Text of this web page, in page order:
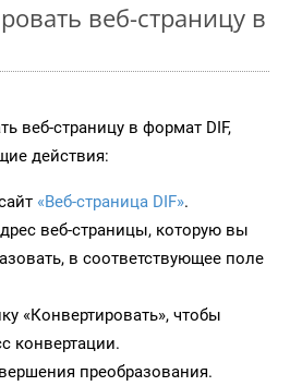
веб-страницу в
веб-страницу в формат DIF,
действия:
«Веб-страница DIF».
веб-страницы, которую вы
в соответствующее поле
«Конвертировать», чтобы
конвертации.
преобразования.